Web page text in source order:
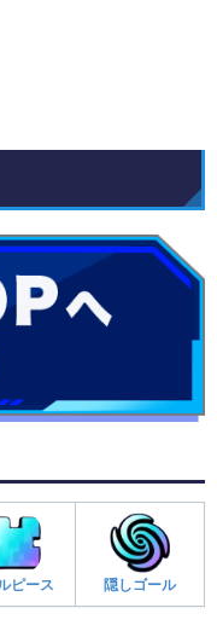
ピース 隠しゴール